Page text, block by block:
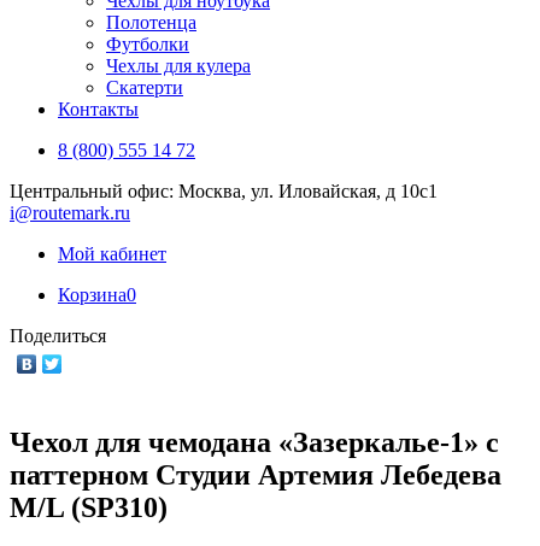
Полотенца
Футболки
Чехлы для кулера
Скатерти
Контакты
8 (800) 555 14 72
Центральный офис: Москва, ул. Иловайская, д 10с1
i@routemark.ru
Мой кабинет
Корзина0
Поделиться
Чехол для чемодана «Зазеркалье-1» с
паттерном Студии Артемия Лебедева
M/L (SP310)